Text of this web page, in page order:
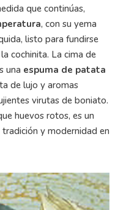
que continúas,
, con su yema
listo para fundirse
cochinita. La cima de
una espuma de patata
de lujo y aromas
virutas de boniato.
huevos rotos, es un
y modernidad en